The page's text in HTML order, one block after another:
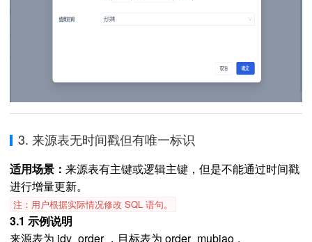
3. 来源表无时间戳但有唯一标识
适用场景： 来源表有主键或逻辑主键，但是不能通过时间戳
进行增量更新。
注：用户根据实际情况修改 SQL 语句。
3.1 示例说明
来源表为 jdy_order ，目标表为 order_mubiao 。